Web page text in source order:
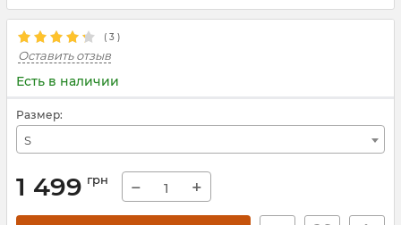
( 3 )
Оставить отзыв
Есть в наличии
Размер:
S
1 499 грн − +